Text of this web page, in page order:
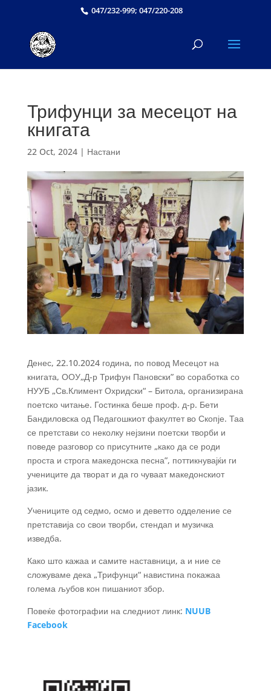
047/232-999; 047/220-208
Трифунци за месецот на
книгата
22 Oct, 2024| Настани
Денес, 22.10.2024 година, по повод Месецот на
книгата, ООУ„Д-р Трифун Пановски” во соработка со
НУУБ „Св.Климент Охридски“ – Битола, организирана
поетско читање. Гостинка беше проф. д-р. Бети
Бандиловска од Педагошкиот факултет во Скопје. Таа
се претстави со неколку нејзини поетски творби и
поведе разговор со присутните „како да се роди
проста и строга македонска песна”, поттикнувајќи ги
учениците да творат и да го чуваат македонскиот
јазик.
Учениците од седмо, осмо и деветто одделение се
претставија со свои творби, стендап и музичка
изведба.
Како што кажаа и самите наставници, а и ние се
сложуваме дека „Трифунци“ навистина покажаа
голема љубов кон пишаниот збор.
Повеќе фотографии на следниот линк: NUUB
Facebook